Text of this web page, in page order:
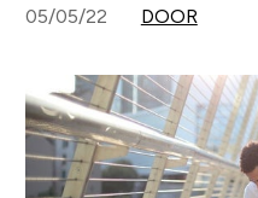
05/05/22 DOOR